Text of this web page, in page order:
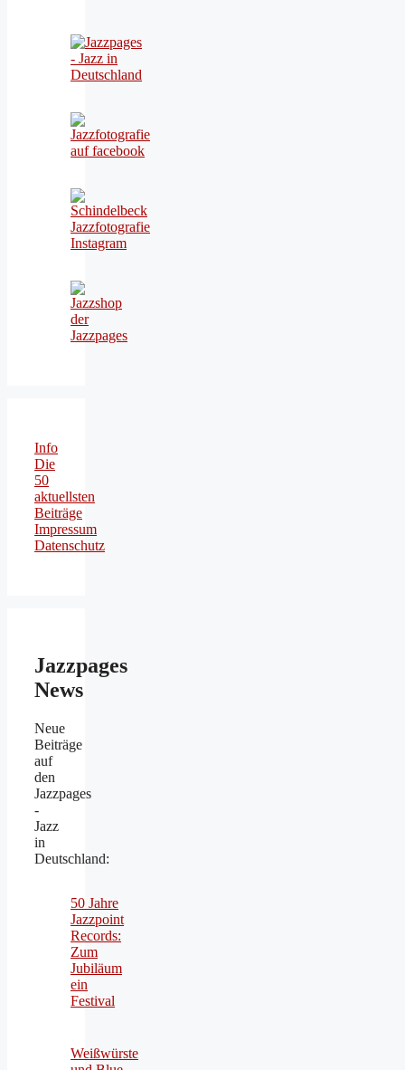
Info
Die
50
aktuellsten
Beiträge
Impressum
Datenschutz
Jazzpages
News
Neue
Beiträge
auf
den
Jazzpages
-
Jazz
in
Deutschland:
50 Jahre
Jazzpoint
Records:
Zum
Jubiläum
ein
Festival
Weißwürste